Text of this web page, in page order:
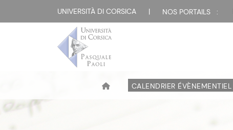
UNIVERSITÀ DI CORSICA | NOS PORTAILS :
CALENDRIER ÉVÈNEMENTIEL